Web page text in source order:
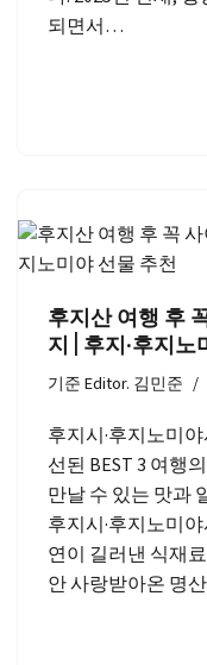
되면서…
후지산 여행 후
지 | 후지·후지노
기준Editor. 김민준
후지시·후지노미
선된 BEST 3 여행
만날 수 있는 맛과
후지시·후지노미
연이 길러낸 식재
안 사랑받아온 명